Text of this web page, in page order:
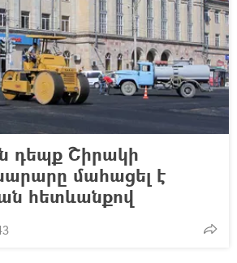
դեպք Շիրակի
մահացել է
հետևանքով